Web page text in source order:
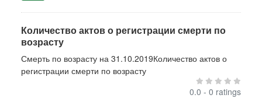
Количество актов о регистрации смерти по
возрасту
Смерть по возрасту на 31.10.2019Количество актов о
регистрации смерти по возрасту
0.0 - 0 ratings